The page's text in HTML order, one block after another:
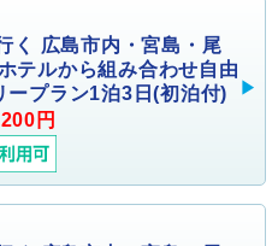
く 広島市内・宮島・尾
テルから組み合わせ自由
ープラン1泊3日(初泊付)
円